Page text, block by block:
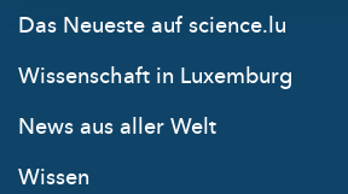
Das Neueste auf science.lu
Wissenschaft in Luxemburg
News aus aller Welt
Wissen